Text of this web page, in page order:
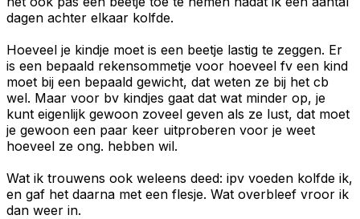
dagen achter elkaar kolfde.
Hoeveel je kindje moet is een beetje lastig te zeggen. Er
is een bepaald rekensommetje voor hoeveel fv een kind
moet bij een bepaald gewicht, dat weten ze bij het cb
wel. Maar voor bv kindjes gaat dat wat minder op, je
kunt eigenlijk gewoon zoveel geven als ze lust, dat moet
je gewoon een paar keer uitproberen voor je weet
hoeveel ze ong. hebben wil.
Wat ik trouwens ook weleens deed: ipv voeden kolfde ik,
en gaf het daarna met een flesje. Wat overbleef vroor ik
dan weer in.